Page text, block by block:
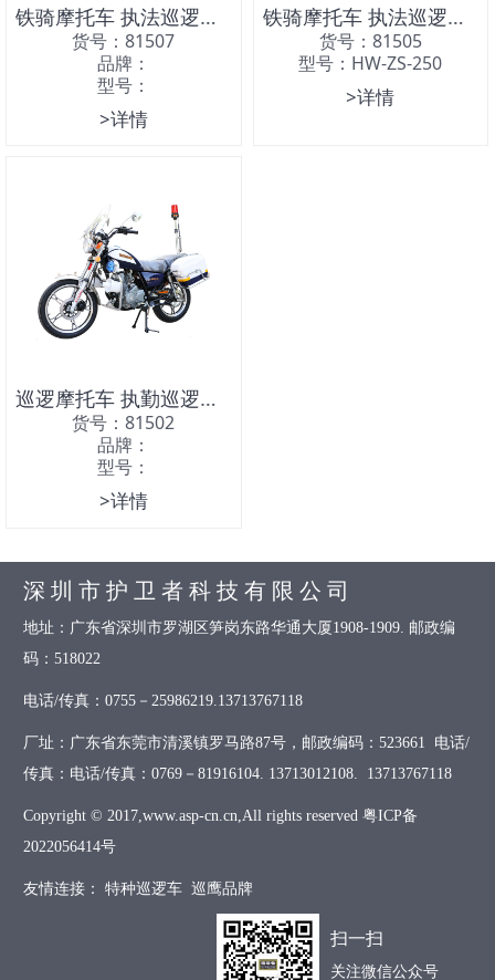
铁骑摩托车 执法巡逻摩托车
货号：81507
品牌：
型号：
>详情
铁骑摩托车 执法巡逻摩托车
货号：81505
型号：HW-ZS-250
>详情
巡逻摩托车 执勤巡逻摩托车 巡查摩托车
货号：81502
品牌：
型号：
>详情
深 圳 市 护 卫 者 科 技 有 限 公 司
地址：广东省深圳市罗湖区笋岗东路华通大厦1908-1909. 邮政编
码：518022
电话/传真：0755－25986219.13713767118
厂址：广东省东莞市清溪镇罗马路87号，邮政编码：523661 电话/
传真：电话/传真：0769－81916104. 13713012108. 13713767118
Copyright © 2017,www.asp-cn.cn,All rights reserved 粤ICP备
2022056414号
友情连接： 特种巡逻车 巡鹰品牌
扫一扫
关注微信公众号